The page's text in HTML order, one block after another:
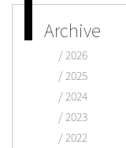
Archive
2026
2025
2024
2023
2022